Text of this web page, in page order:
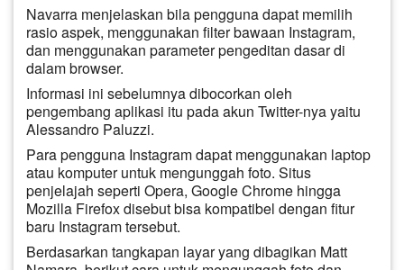
Navarra menjelaskan bila pengguna dapat memilih
rasio aspek, menggunakan filter bawaan Instagram,
dan menggunakan parameter pengeditan dasar di
dalam browser.
Informasi ini sebelumnya dibocorkan oleh
pengembang aplikasi itu pada akun Twitter-nya yaitu
Alessandro Paluzzi.
Para pengguna Instagram dapat menggunakan laptop
atau komputer untuk mengunggah foto. Situs
penjelajah seperti Opera, Google Chrome hingga
Mozilla Firefox disebut bisa kompatibel dengan fitur
baru Instagram tersebut.
Berdasarkan tangkapan layar yang dibagikan Matt